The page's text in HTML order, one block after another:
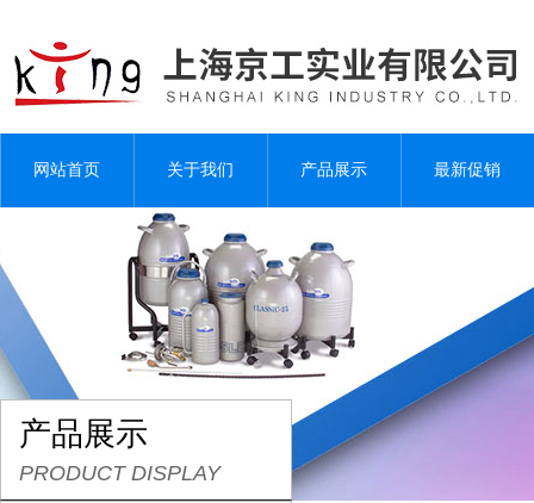
网站首页 关于我们 产品展示 最新促销
产品展示
PRODUCT DISPLAY